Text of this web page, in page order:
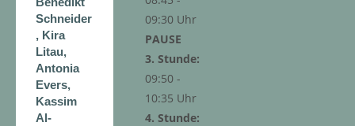
09:30 Uhr
PAUSE
3. Stunde:
09:50 -
10:35 Uhr
4. Stunde:
Schneider
, Kira
Litau,
Antonia
Evers,
Kassim
Al-